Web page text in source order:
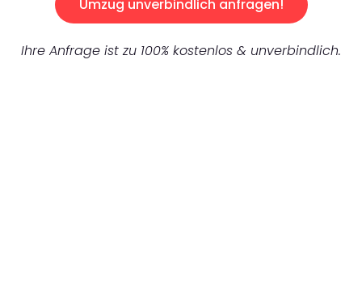
Umzug unverbindlich anfragen!
Ihre Anfrage ist zu 100% kostenlos & unverbindlich.